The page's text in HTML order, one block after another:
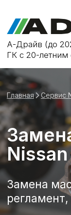
А-Драйв (до 2023г
Замена
Nissan
Замена масла
регламент,
Главная Сервис Nissan